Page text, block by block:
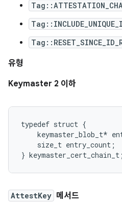
유형
Keymaster 2 이하
typedef struct {
keymaster_blob_t*
    size_t entry_count;
AttestKey 메서드